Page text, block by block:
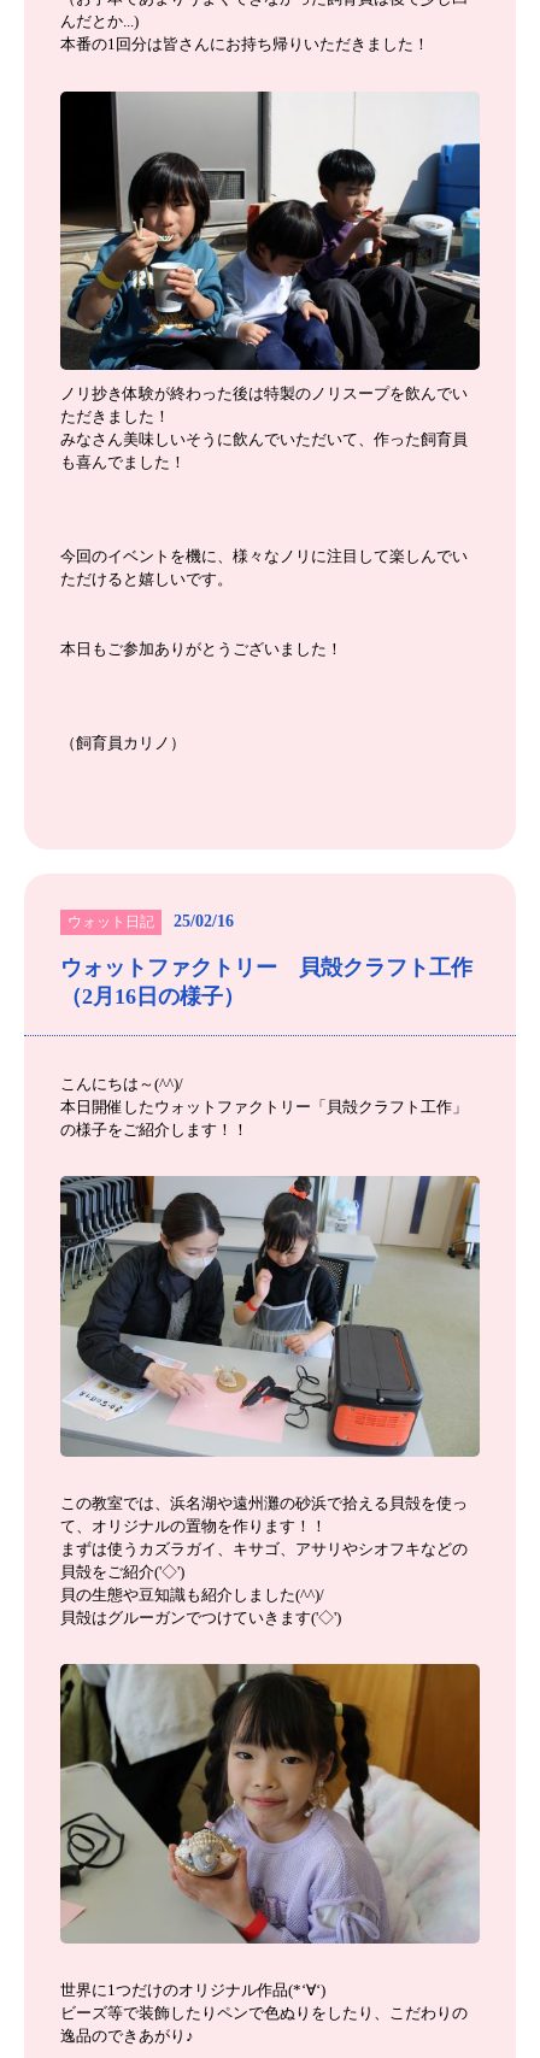
んだとか...)
本番の1回分は皆さんにお持ち帰りいただきました！
ノリ抄き体験が終わった後は特製のノリスープを飲んでい
ただきました！
みなさん美味しいそうに飲んでいただいて、作った飼育員
も喜んでました！
今回のイベントを機に、様々なノリに注目して楽しんでい
ただけると嬉しいです。
本日もご参加ありがとうございました！
（飼育員カリノ）
ウォット日記 25/02/16
ウォットファクトリー 貝殻クラフト工作
（2月16日の様子）
こんにちは～(^^)/
本日開催したウォットファクトリー「貝殻クラフト工作」
の様子をご紹介します！！
この教室では、浜名湖や遠州灘の砂浜で拾える貝殻を使っ
て、オリジナルの置物を作ります！！
まずは使うカズラガイ、キサゴ、アサリやシオフキなどの
貝殻をご紹介('◇')ゞ
貝の生態や豆知識も紹介しました(^^)/
貝殻はグルーガンでつけていきます('◇')ゞ
世界に1つだけのオリジナル作品(*‘∀‘)
ビーズ等で装飾したりペンで色ぬりをしたり、こだわりの
逸品のできあがり♪